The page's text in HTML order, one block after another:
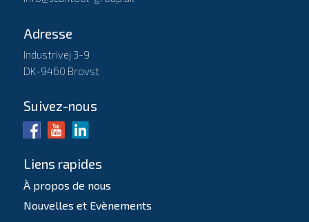
Adresse
Industrivej 3-9
DK-9460 Brovst
Suivez-nous
Liens rapides
À propos de nous
Nouvelles et Evènements